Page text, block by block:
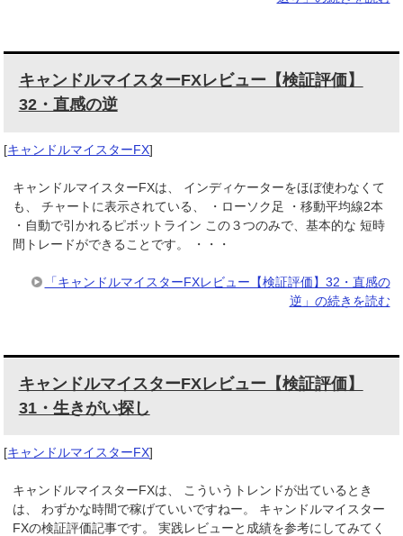
キャンドルマイスターFXレビュー【検証評価】
32・直感の逆
[キャンドルマイスターFX]
キャンドルマイスターFXは、 インディケーターをほぼ使わなくて
も、 チャートに表示されている、 ・ローソク足 ・移動平均線2本
・自動で引かれるピボットライン この３つのみで、基本的な 短時
間トレードができることです。 ・・・
「キャンドルマイスターFXレビュー【検証評価】32・直感の
逆」の続きを読む
キャンドルマイスターFXレビュー【検証評価】
31・生きがい探し
[キャンドルマイスターFX]
キャンドルマイスターFXは、 こういうトレンドが出ているとき
は、 わずかな時間で稼げていいですねー。 キャンドルマイスター
FXの検証評価記事です。 実践レビューと成績を参考にしてみてく